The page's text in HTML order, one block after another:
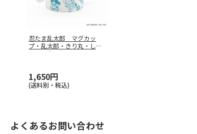
忍たま乱太郎 マグカッ
プ・乱太郎・きり丸・しん
べヱ・山田伝
1,650円
(送料別・税込)
よくあるお問い合わせ